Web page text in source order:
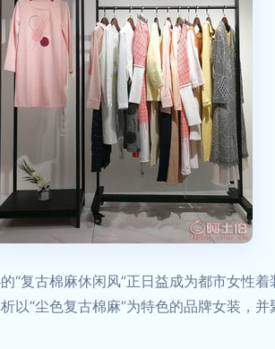
复古棉麻休闲风”正日益成为都市女性
“尘色复古棉麻”为特色的品牌女装，